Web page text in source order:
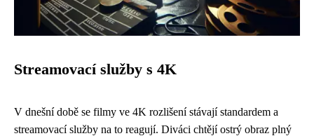
Streamovací služby s 4K
V dnešní době se filmy ve 4K rozlišení stávají standardem a
streamovací služby na to reagují. Diváci chtějí ostrý obraz plný